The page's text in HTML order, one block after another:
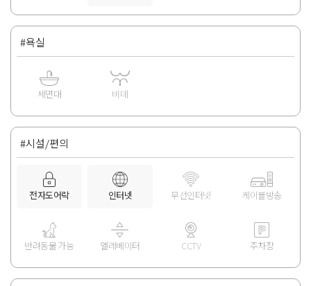
#욕실
세면대 비데
#시설/편의
전자도어락 인터넷 무선인터넷 케이블방송
반려동물 가능 엘레베이터 CCTV 주차장